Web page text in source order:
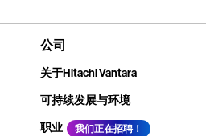
公司
关于Hitachi Vantara
可持续发展与环境
职业
我们正在招聘！